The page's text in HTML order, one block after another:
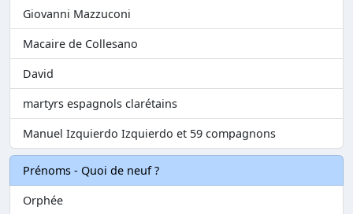
Giovanni Mazzuconi
Macaire de Collesano
David
martyrs espagnols clarétains
Manuel Izquierdo Izquierdo et 59 compagnons
Prénoms - Quoi de neuf ?
Orphée